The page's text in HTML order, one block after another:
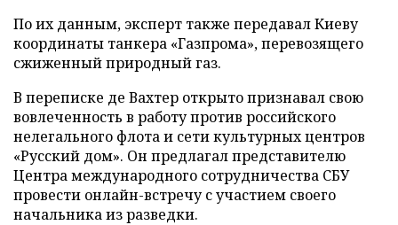
По их данным, эксперт также передавал Киеву
координаты танкера «Газпрома», перевозящего
сжиженный природный газ.
В переписке де Вахтер открыто признавал свою
вовлеченность в работу против российского
нелегального флота и сети культурных центров
«Русский дом». Он предлагал представителю
Центра международного сотрудничества СБУ
провести онлайн-встречу с участием своего
начальника из разведки.